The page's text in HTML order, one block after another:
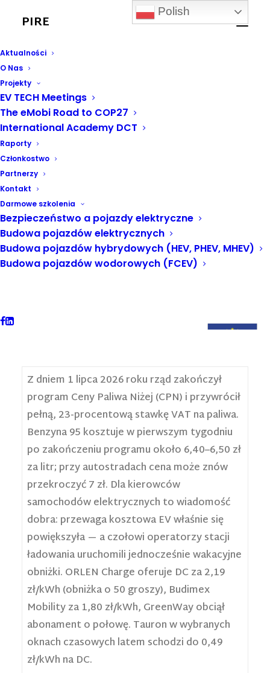
PIRE
Aktualności
O Nas
Projekty
EV TECH Meetings
The eMobi Road to COP27
International Academy DCT
Raporty
Członkostwo
Partnerzy
Kontakt
Darmowe szkolenia
Bezpieczeństwo a pojazdy elektryczne
Budowa pojazdów elektrycznych
Budowa pojazdów hybrydowych (HEV, PHEV, MHEV)
Budowa pojazdów wodorowych (FCEV)
Koniec programu
CPN od 1 lipca 2026:
co to oznacza dla
kierowców
elektryków i ile
kosztuje ładowanie
latem
1 LIPCA, 2026 | WAKTUALNOŚCI PIRE
Z dniem 1 lipca 2026 roku rząd zakończył
program Ceny Paliwa Niżej (CPN) i przywrócił
pełną, 23-procentową stawkę VAT na paliwa.
Benzyna 95 kosztuje w pierwszym tygodniu
po zakończeniu programu około 6,40–6,50 zł
za litr; przy autostradach cena może znów
przekroczyć 7 zł. Dla kierowców
samochodów elektrycznych to wiadomość
dobra: przewaga kosztowa EV właśnie się
powiększyła — a czołowi operatorzy stacji
ładowania uruchomili jednocześnie wakacyjne
obniżki. ORLEN Charge oferuje DC za 2,19
zł/kWh (obniżka o 50 groszy), Budimex
Mobility za 1,80 zł/kWh, GreenWay obciął
abonament o połowę. Tauron w wybranych
oknach czasowych latem schodzi do 0,49
zł/kWh na DC.
Polish